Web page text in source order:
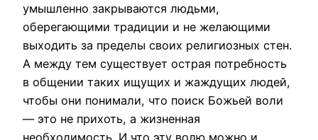
умышленно закрываются людьми,
оберегающими традиции и не желающими
выходить за пределы своих религиозных стен.
А между тем существует острая потребность
в общении таких ищущих и жаждущих людей,
чтобы они понимали, что поиск Божьей воли
— это не прихоть, а жизненная
необходимость. И что эту волю можно и